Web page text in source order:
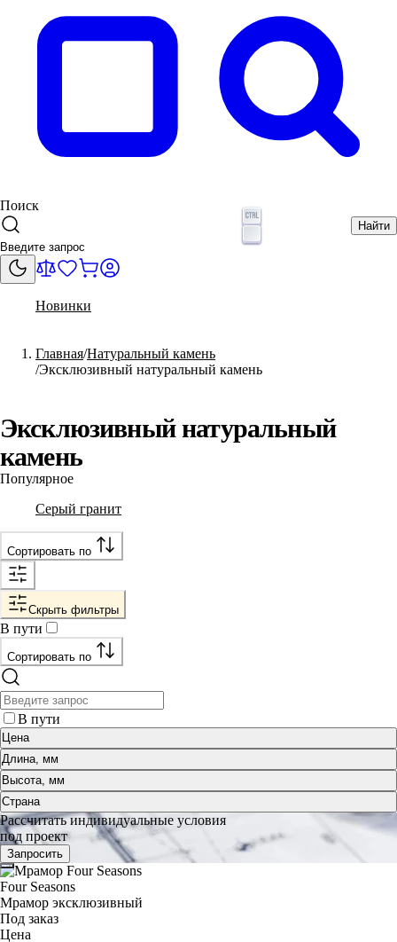
Поиск
Найти
Новинки
Главная Натуральный камень
Эксклюзивный натуральный камень
Эксклюзивный натуральный
камень
Популярное
Серый гранит
Сортировать по
Скрыть фильтры
В пути
Сортировать по
В пути
Цена
Длина, мм
Высота, мм
Страна
Рассчитать индивидуальные условия
под проект
Запросить
Four Seasons
Мрамор эксклюзивный
Под заказ
Цена